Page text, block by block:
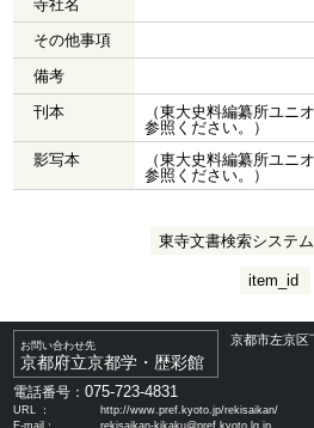
寺社名
その他事項
備考
刊本
（東大史料編纂所ユニ
参照ください。）
影写本
（東大史料編纂所ユニ
参照ください。）
東寺文書検索システ
item_id
お問い合わせ先
京都府立京都学・歴彩館
京都市左京区
電話番号：075-723-4831
URL ：
http://www.pref.kyoto.jp/rekisaikan/
E-mail：
rekisaikan-kikaku@pref.kyoto.lg.jp